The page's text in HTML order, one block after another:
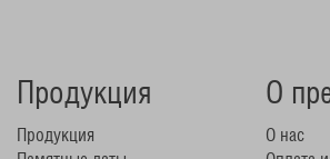
Продукция
Продукция
О
О нас